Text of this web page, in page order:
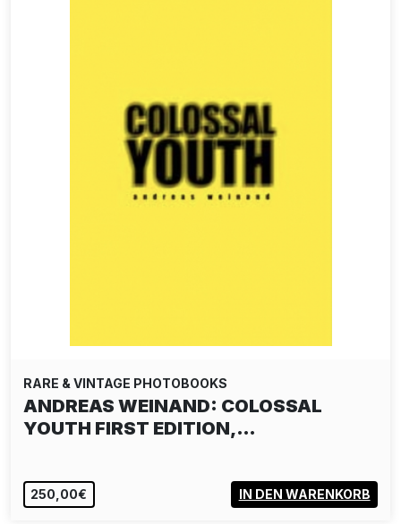
RARE & VINTAGE PHOTOBOOKS
ANDREAS WEINAND: COLOSSAL
YOUTH FIRST EDITION,…
250,00€ IN DEN WARENKORB